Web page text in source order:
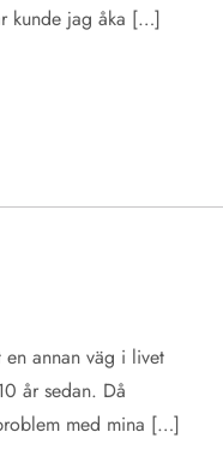
kunde jag åka […]
annan väg i livet
år sedan. Då
med mina […]